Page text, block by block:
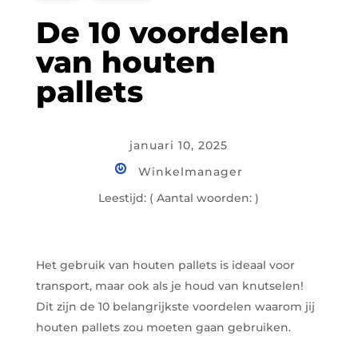
De 10 voordelen
van houten
pallets
januari 10, 2025
Winkelmanager
Leestijd: ( Aantal woorden:)
Het gebruik van houten pallets is ideaal voor
transport, maar ook als je houd van knutselen!
Dit zijn de 10 belangrijkste voordelen waarom jij
houten pallets zou moeten gaan gebruiken.